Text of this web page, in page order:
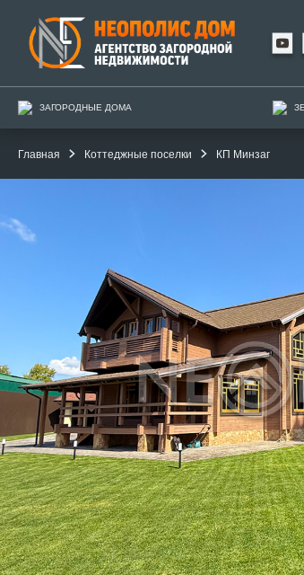
ЗАГОРОДНЫЕ ДОМА
Главная Коттеджные поселки КП Минзаг